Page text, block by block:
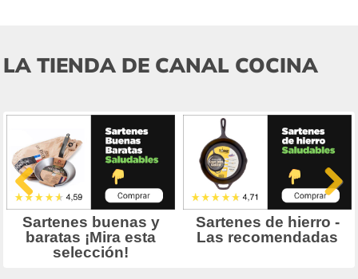
LA TIENDA DE CANAL COCINA